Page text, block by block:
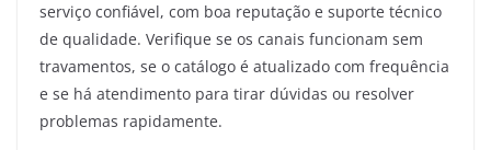
serviço confiável, com boa reputação e suporte técnico
de qualidade. Verifique se os canais funcionam sem
travamentos, se o catálogo é atualizado com frequência
e se há atendimento para tirar dúvidas ou resolver
problemas rapidamente.